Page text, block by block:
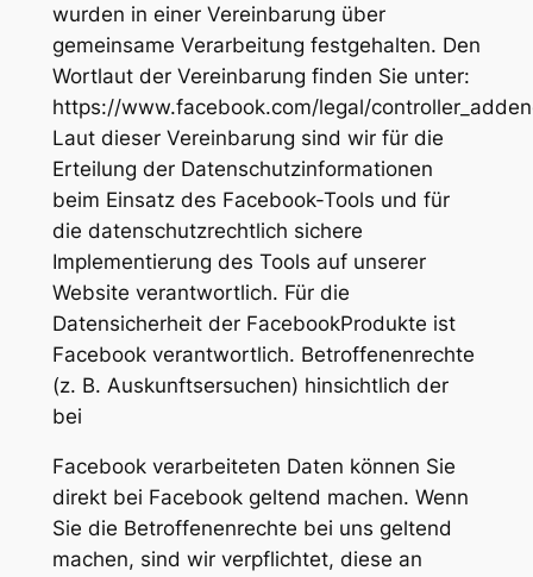
wurden in einer Vereinbarung über
gemeinsame Verarbeitung festgehalten. Den
Wortlaut der Vereinbarung finden Sie unter:
https://www.facebook.com/legal/
Laut dieser Vereinbarung sind wir für die
Erteilung der Datenschutzinformationen
beim Einsatz des Facebook-Tools und für
die datenschutzrechtlich sichere
Implementierung des Tools auf unserer
Website verantwortlich. Für die
Datensicherheit der FacebookProdukte ist
Facebook verantwortlich. Betroffenenrechte
(z. B. Auskunftsersuchen) hinsichtlich der
bei
Facebook verarbeiteten Daten können Sie
direkt bei Facebook geltend machen. Wenn
Sie die Betroffenenrechte bei uns geltend
machen, sind wir verpflichtet, diese an